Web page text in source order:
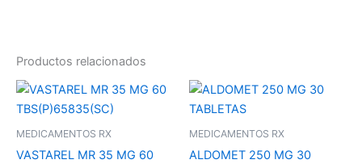
Productos relacionados
MEDICAMENTOS RX
VASTAREL MR 35 MG 60
MEDICAMENTOS RX
ALDOMET 250 MG 30